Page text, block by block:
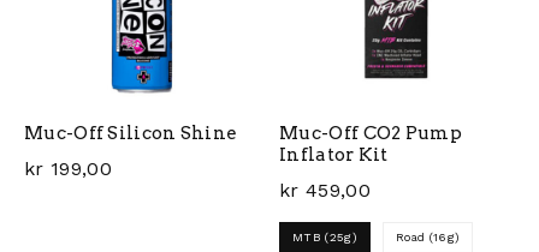
Muc-Off Silicon Shine
kr 199,00
Muc-Off CO2 Pump
Inflator Kit
kr 459,00
MTB (25g) Road (16g)